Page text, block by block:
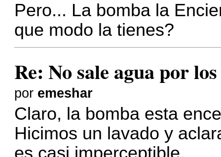
Pero... La bomba la
que modo la tienes?
Re: No sale agua por
por emeshar
Claro, la bomba esta
Hicimos un lavado y